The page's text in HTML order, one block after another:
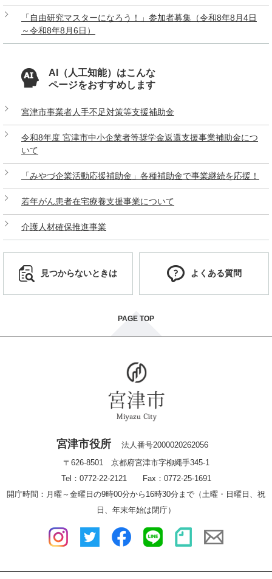
「自由研究マスターになろう！」参加者募集（令和8年8月4日
～令和8年8月6日）
AI（人工知能）はこんな
ページをおすすめします
宮津市事業者人手不足対策等支援補助金
令和8年度 宮津市中小企業者等奨学金返還支援事業補助金につ
いて
「みやづ企業活動応援補助金」各種補助金で事業継続を応援！
若年がん患者在宅療養支援事業について
介護人材確保推進事業
見つからないときは よくある質問
PAGE TOP
宮津市役所
法人番号2000020262056
〒626-8501 京都府宮津市字柳縄手345-1
Tel：0772-22-2121 Fax：0772-25-1691
開庁時間：月曜～金曜日の9時00分から16時30分まで（土曜・日曜日、祝
日、年末年始は閉庁）